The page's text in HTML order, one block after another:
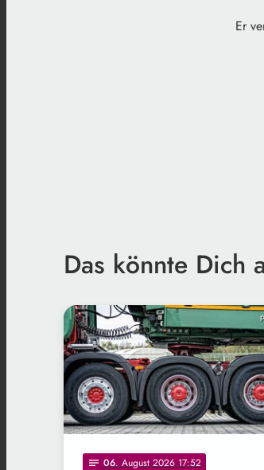
Er
Das könnte Dich
notes 06. August 2026 17:52